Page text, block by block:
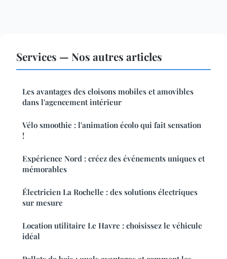
Services — Nos autres articles
Les avantages des cloisons mobiles et amovibles
dans l'agencement intérieur
Vélo smoothie : l'animation écolo qui fait sensation
!
Expérience Nord : créez des événements uniques et
mémorables
Électricien La Rochelle : des solutions électriques
sur mesure
Location utilitaire Le Havre : choisissez le véhicule
idéal